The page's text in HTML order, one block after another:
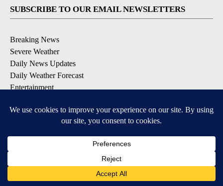
SUBSCRIBE TO OUR EMAIL NEWSLETTERS
Breaking News
Severe Weather
Daily News Updates
Daily Weather Forecast
Entertainment
DOWNLOAD OUR APPS